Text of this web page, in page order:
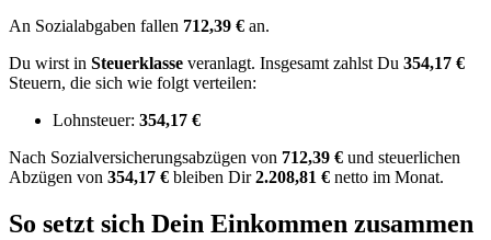
An Sozialabgaben fallen 712,39 € an.
Du wirst in Steuerklasse veranlagt. Insgesamt zahlst Du 354,17 €
Steuern, die sich wie folgt verteilen:
Lohnsteuer: 354,17 €
Nach Sozialversicherungsabzügen von 712,39 € und steuerlichen
Abzügen von 354,17 € bleiben Dir2.208,81 € netto im Monat.
So setzt sich Dein Einkommen zusammen